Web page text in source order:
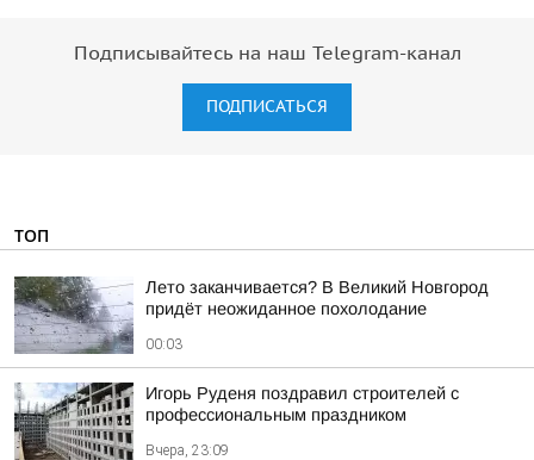
Подписывайтесь на наш Telegram-канал
ПОДПИСАТЬСЯ
ТОП
Лето заканчивается? В Великий Новгород
придёт неожиданное похолодание
00:03
Игорь Руденя поздравил строителей с
профессиональным праздником
Вчера, 23:09